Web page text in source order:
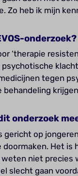
Zo heb ik mijn
onderzoek?
‘therapie
tegen
behandeling
onderzoek
gericht op
Het is
weten niet precies
slecht gaan